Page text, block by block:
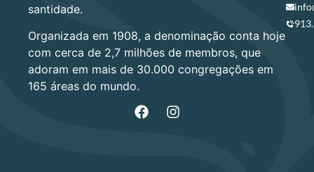
santidade.
Organizada em 1908, a denominação conta hoje
com cerca de 2,7 milhões de membros, que
adoram em mais de 30.000 congregações em
165 áreas do mundo.